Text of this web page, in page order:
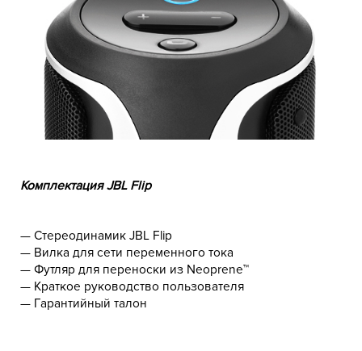
Комплектация JBL Flip
— Стереодинамик JBL Flip
— Вилка для сети переменного тока
— Футляр для переноски из Neoprene™
— Краткое руководство пользователя
— Гарантийный талон